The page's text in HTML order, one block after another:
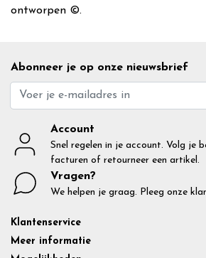
ontworpen ©.
Abonneer je op onze nieuwsbrief
Account
Snel regelen in je account. Volg je
facturen of retourneer een artikel.
Vragen?
We helpen je graag. Pleeg onze
Klantenservice
Meer informatie